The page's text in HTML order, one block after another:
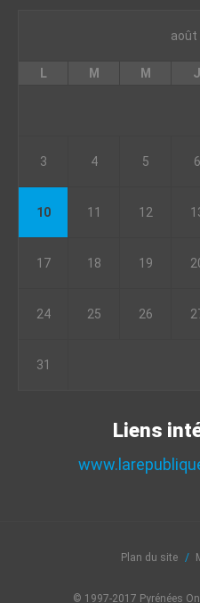
août
L M M J
3 4 5 6
10 11 12
17 18 19
24 25 26
31
Liens
Plan du site
© 1997-2017 Pyrénées